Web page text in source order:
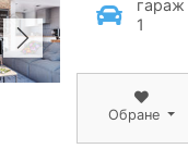
гараж
1
Обране